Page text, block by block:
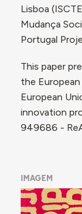
Lisboa
Mudança
Portugal
This paper
the
European
innovation
949686 -
IMAGEM